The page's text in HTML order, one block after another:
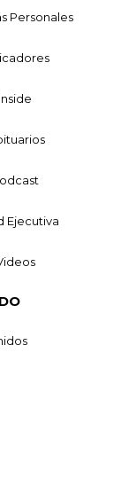
Personales
Inside
Ejecutiva